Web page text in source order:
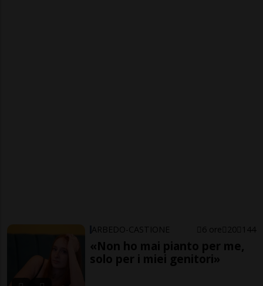
ARBEDO-CASTIONE 6 ore 20 144
«Non ho mai pianto per me,
solo per i miei genitori»